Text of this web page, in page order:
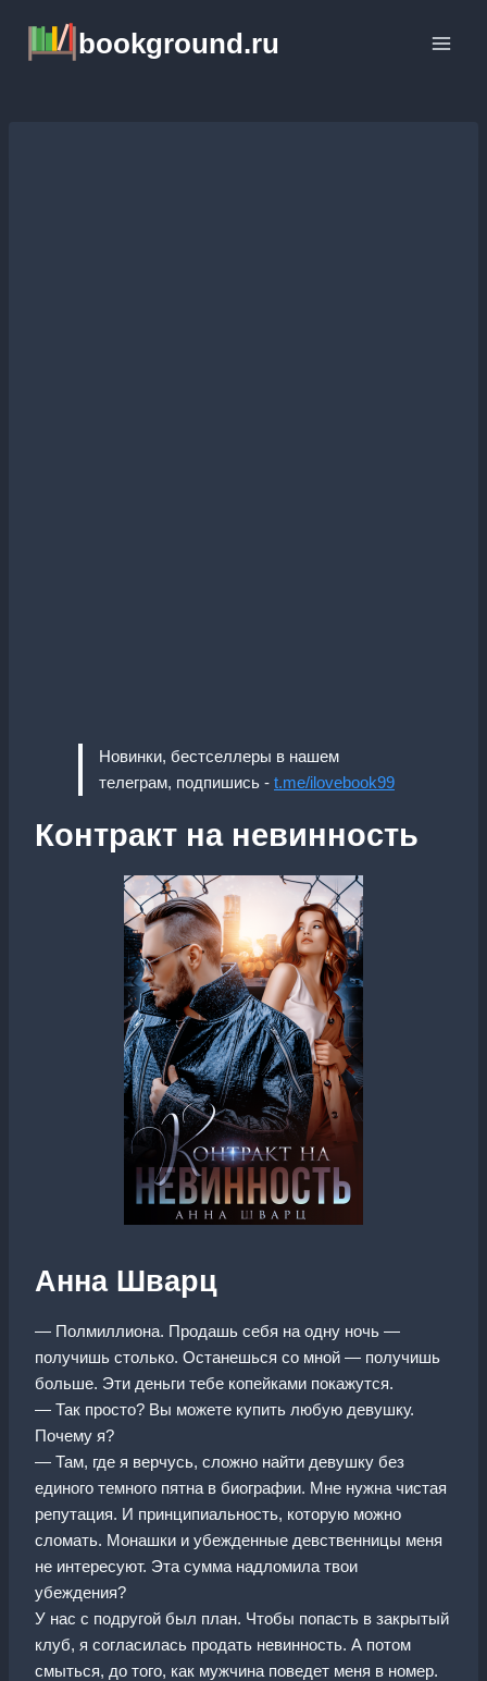
содержимому
bookground.ru
Новинки, бестселлеры в нашем
телеграм, подпишись - t.me/ilovebook99
Контракт на невинность
Анна Шварц
— Полмиллиона. Продашь себя на одну ночь —
получишь столько. Останешься со мной — получишь
больше. Эти деньги тебе копейками покажутся.
— Так просто? Вы можете купить любую девушку.
Почему я?
— Там, где я верчусь, сложно найти девушку без
единого темного пятна в биографии. Мне нужна чистая
репутация. И принципиальность, которую можно
сломать. Монашки и убежденные девственницы меня
не интересуют. Эта сумма надломила твои
убеждения?
‍У нас с подругой был план. Чтобы попасть в закрытый
клуб, я согласилась продать невинность. А потом
смыться, до того, как мужчина поведет меня в номер.